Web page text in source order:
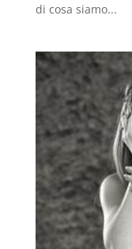
di cosa siamo...